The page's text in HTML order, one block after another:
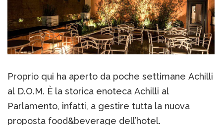
Proprio qui ha aperto da poche settimane Achilli
al D.O.M. È la storica enoteca Achilli al
Parlamento, infatti, a gestire tutta la nuova
proposta food&beverage dell’hotel.